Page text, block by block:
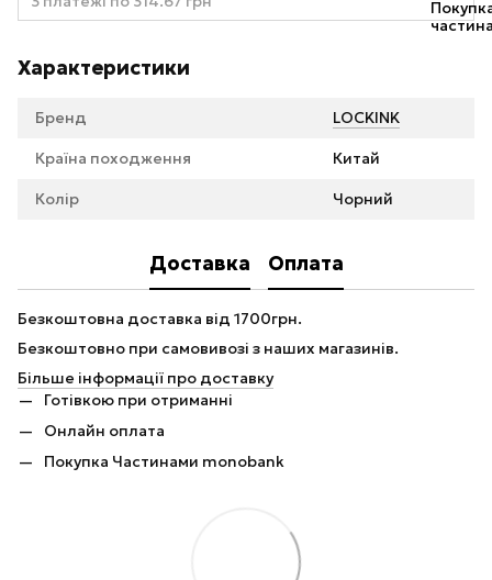
Характеристики
Бренд LOCKINK
Країна походження Китай
Колір Чорний
Доставка Оплата
Безкоштовна доставка від 1700грн.
Безкоштовно при самовивозі з наших магазинів.
Більше інформації про доставку
Готівкою при отриманні
Онлайн оплата
Покупка Частинами monobank